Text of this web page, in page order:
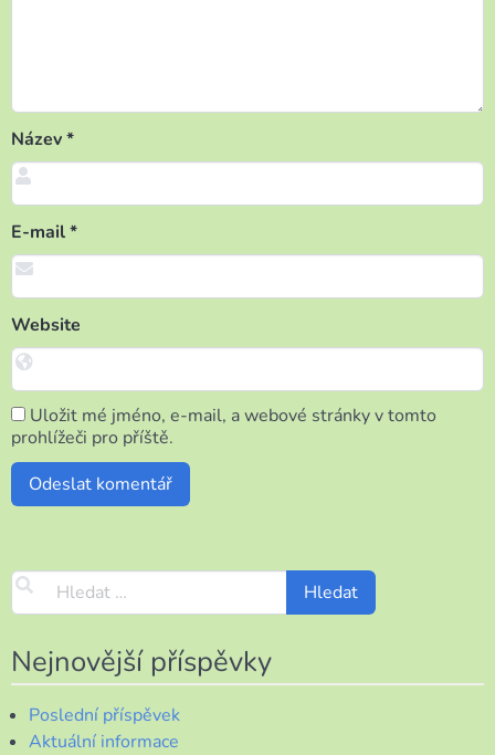
Název*
E-mail*
Website
Uložit mé jméno, e-mail, a webové stránky v tomto
prohlížeči pro příště.
Nejnovější příspěvky
Poslední příspěvek
Aktuální informace